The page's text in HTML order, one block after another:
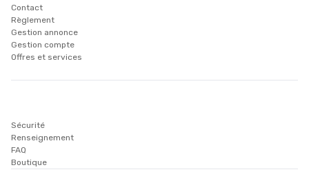
Contact
Règlement
Gestion annonce
Gestion compte
Offres et services
Sécurité
Renseignement
FAQ
Boutique